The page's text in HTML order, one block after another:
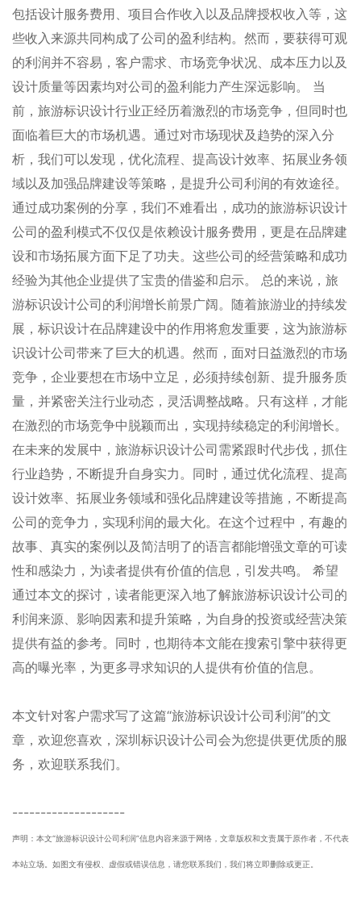
包括设计服务费用、项目合作收入以及品牌授权收入等，这
些收入来源共同构成了公司的盈利结构。然而，要获得可观
的利润并不容易，客户需求、市场竞争状况、成本压力以及
设计质量等因素均对公司的盈利能力产生深远影响。 当
前，旅游标识设计行业正经历着激烈的市场竞争，但同时也
面临着巨大的市场机遇。通过对市场现状及趋势的深入分
析，我们可以发现，优化流程、提高设计效率、拓展业务领
域以及加强品牌建设等策略，是提升公司利润的有效途径。
通过成功案例的分享，我们不难看出，成功的旅游标识设计
公司的盈利模式不仅仅是依赖设计服务费用，更是在品牌建
设和市场拓展方面下足了功夫。这些公司的经营策略和成功
经验为其他企业提供了宝贵的借鉴和启示。 总的来说，旅
游标识设计公司的利润增长前景广阔。随着旅游业的持续发
展，标识设计在品牌建设中的作用将愈发重要，这为旅游标
识设计公司带来了巨大的机遇。然而，面对日益激烈的市场
竞争，企业要想在市场中立足，必须持续创新、提升服务质
量，并紧密关注行业动态，灵活调整战略。只有这样，才能
在激烈的市场竞争中脱颖而出，实现持续稳定的利润增长。
在未来的发展中，旅游标识设计公司需紧跟时代步伐，抓住
行业趋势，不断提升自身实力。同时，通过优化流程、提高
设计效率、拓展业务领域和强化品牌建设等措施，不断提高
公司的竞争力，实现利润的最大化。在这个过程中，有趣的
故事、真实的案例以及简洁明了的语言都能增强文章的可读
性和感染力，为读者提供有价值的信息，引发共鸣。 希望
通过本文的探讨，读者能更深入地了解旅游标识设计公司的
利润来源、影响因素和提升策略，为自身的投资或经营决策
提供有益的参考。同时，也期待本文能在搜索引擎中获得更
高的曝光率，为更多寻求知识的人提供有价值的信息。
本文针对客户需求写了这篇“旅游标识设计公司利润”的文
章，欢迎您喜欢 ， 深圳 标识设计公司会为您提供更优质的服
务，欢迎联系我们。
--------------------
声明：本文“旅游标识设计公司利润”信息内容来源于网络，文章版权和文责属于原作者，不代表
本站立场。如图文有侵权、虚假或错误信息，请您联系我们，我们将立即删除或更正。